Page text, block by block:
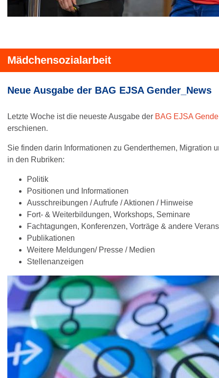
Mädchensozialarbeit
Neue Ausgabe der BAG EJSA Gender_News
Letzte Woche ist die neueste Ausgabe der BAG EJSA
erschienen.
Sie finden darin Informationen zu Genderthemen, Migration
in den Rubriken:
Politik
Positionen und Informationen
Ausschreibungen / Aufrufe / Aktionen / Hinweise
Fort- & Weiterbildungen, Workshops, Seminare
Fachtagungen, Konferenzen, Vorträge & andere
Publikationen
Weitere Meldungen/ Presse / Medien
Stellenanzeigen